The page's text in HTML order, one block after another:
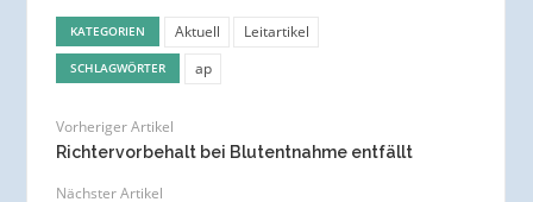
KATEGORIEN Aktuell Leitartikel
SCHLAGWÖRTER ap
Vorheriger Artikel
Richtervorbehalt bei Blutentnahme entfällt
Nächster Artikel